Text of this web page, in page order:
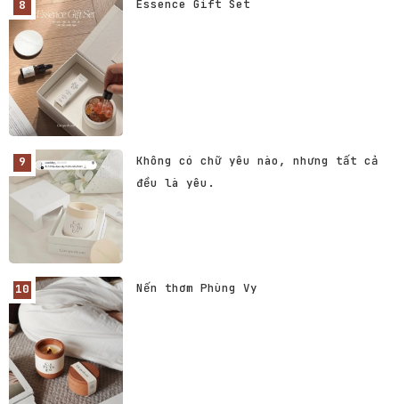
Essence Gift Set
Không có chữ yêu nào, nhưng tất cả
đều là yêu.
Nến thơm Phùng Vy